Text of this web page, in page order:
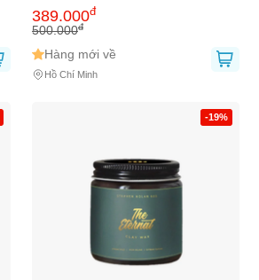
Nếp Hoàn Hảo Cho Mái Tóc Bồng
Bềnh Và Dày Dặn
389.000đ
500.000đ
Hàng mới về
Hồ Chí Minh
-19%